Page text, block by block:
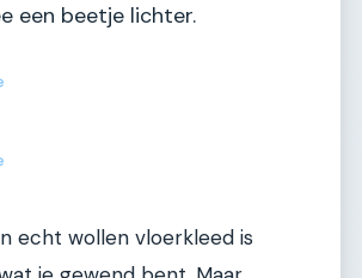
een beetje lichter.
echt wollen vloerkleed is